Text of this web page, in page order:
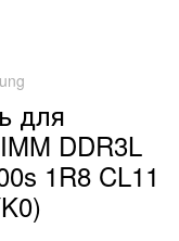
для
DDR3L
1R8 CL11